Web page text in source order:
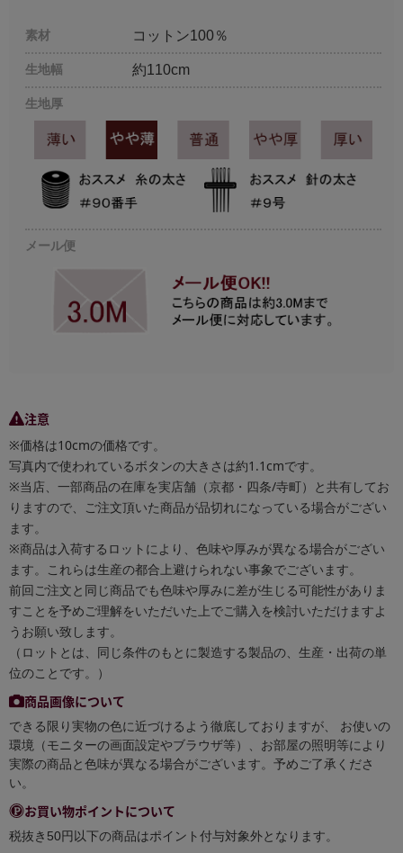
素材 コットン100％
生地幅 約110cm
生地厚
メール便
注意
※価格は10cmの価格です。
写真内で使われているボタンの大きさは約1.1cmです。
※当店、一部商品の在庫を実店舗（京都・四条/寺町）と共有してお
りますので、ご注文頂いた商品が品切れになっている場合がござい
ます。
※商品は入荷するロットにより、色味や厚みが異なる場合がござい
ます。これらは生産の都合上避けられない事象でございます。
前回ご注文と同じ商品でも色味や厚みに差が生じる可能性がありま
すことを予めご理解をいただいた上でご購入を検討いただけますよ
うお願い致します。
（ロットとは、同じ条件のもとに製造する製品の、生産・出荷の単
位のことです。）
商品画像について
できる限り実物の色に近づけるよう徹底しておりますが、 お使いの
環境（モニターの画面設定やブラウザ等）、お部屋の照明等により
実際の商品と色味が異なる場合がございます。予めご了承くださ
い。
お買い物ポイントについて
税抜き50円以下の商品はポイント付与対象外となります。